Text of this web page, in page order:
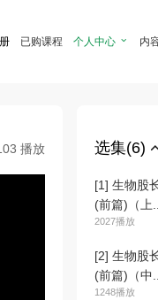
已购课程 个人中心  内
播放 选集(6)
[1] 生物股
(前篇)（上...
2027播放
[2] 生物股
(前篇)（中...
1248播放